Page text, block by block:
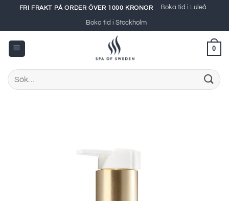
content
FRI FRAKT PÅ ORDER ÖVER 1000 KRONOR Boka tid i Luleå
Boka tid i Stockholm
0
Sök
efter: